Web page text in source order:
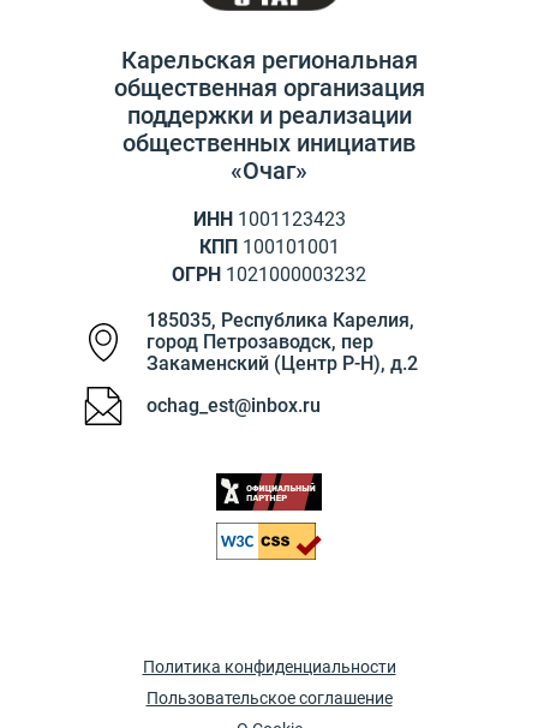
Карельская региональная
общественная организация
поддержки и реализации
общественных инициатив
«Очаг»
ИНН 1001123423
КПП100101001
ОГРН 1021000003232
185035, Республика Карелия,
город Петрозаводск, пер
Закаменский (Центр Р-Н), д.2
ochag_est@inbox.ru
Политика конфиденциальности
Пользовательское соглашение